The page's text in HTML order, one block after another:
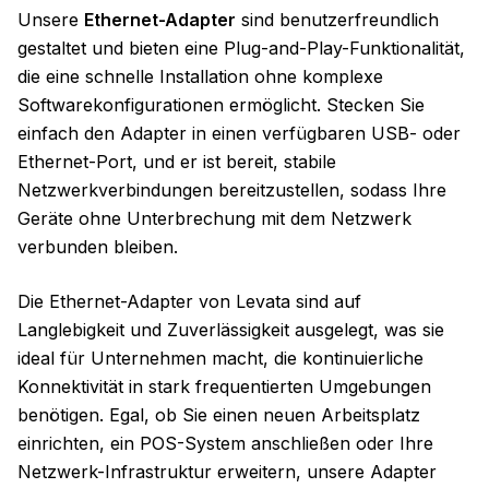
Unsere Ethernet-Adapter sind benutzerfreundlich
gestaltet und bieten eine Plug-and-Play-Funktionalität,
die eine schnelle Installation ohne komplexe
Softwarekonfigurationen ermöglicht. Stecken Sie
einfach den Adapter in einen verfügbaren USB- oder
Ethernet-Port, und er ist bereit, stabile
Netzwerkverbindungen bereitzustellen, sodass Ihre
Geräte ohne Unterbrechung mit dem Netzwerk
verbunden bleiben.
Die Ethernet-Adapter von Levata sind auf
Langlebigkeit und Zuverlässigkeit ausgelegt, was sie
ideal für Unternehmen macht, die kontinuierliche
Konnektivität in stark frequentierten Umgebungen
benötigen. Egal, ob Sie einen neuen Arbeitsplatz
einrichten, ein POS-System anschließen oder Ihre
Netzwerk-Infrastruktur erweitern, unsere Adapter